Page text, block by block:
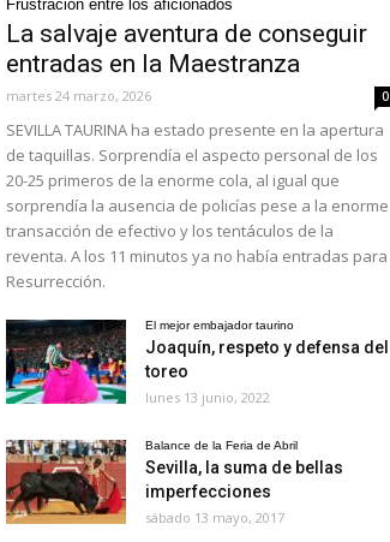
Frustración entre los aficionados
La salvaje aventura de conseguir
entradas en la Maestranza
martes 24 marzo, 2026 0
SEVILLA TAURINA ha estado presente en la apertura
de taquillas. Sorprendía el aspecto personal de los
20-25 primeros de la enorme cola, al igual que
sorprendía la ausencia de policías pese a la enorme
transacción de efectivo y los tentáculos de la
reventa. A los 11 minutos ya no había entradas para
Resurrección.
El mejor embajador taurino
Joaquín, respeto y defensa del
toreo
lunes 13 junio, 2022
Balance de la Feria de Abril
Sevilla, la suma de bellas
imperfecciones
sábado 13 mayo, 2017